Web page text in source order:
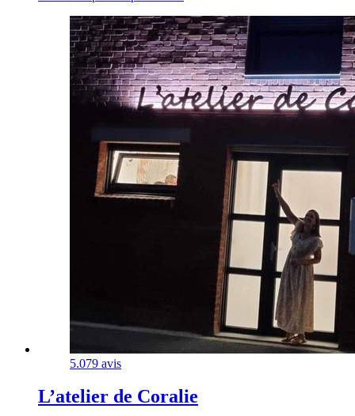
5.079 avis
L’atelier de Coralie